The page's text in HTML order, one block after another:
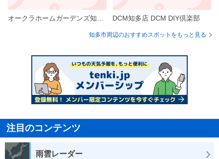
DCM知多店 DCM DIY倶楽部
知多市周辺のおすすめスポットをもっと見る
注目のコンテンツ
雨雲レーダー